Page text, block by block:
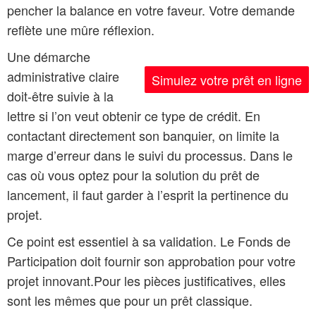
pencher la balance en votre faveur. Votre demande
reflète une mûre réflexion.
Simulez votre prêt en ligne
Une démarche
administrative claire
doit-être suivie à la
lettre si l’on veut obtenir ce type de crédit. En
contactant directement son banquier, on limite la
marge d’erreur dans le suivi du processus. Dans le
cas où vous optez pour la solution du prêt de
lancement, il faut garder à l’esprit la pertinence du
projet.
Ce point est essentiel à sa validation. Le Fonds de
Participation doit fournir son approbation pour votre
projet innovant.Pour les pièces justificatives, elles
sont les mêmes que pour un prêt classique.